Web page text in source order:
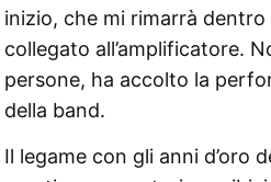
inizio, che mi rimarrà
collegato all’amplificatore.
persone, ha accolto la
della band.
Il legame con gli anni d’oro